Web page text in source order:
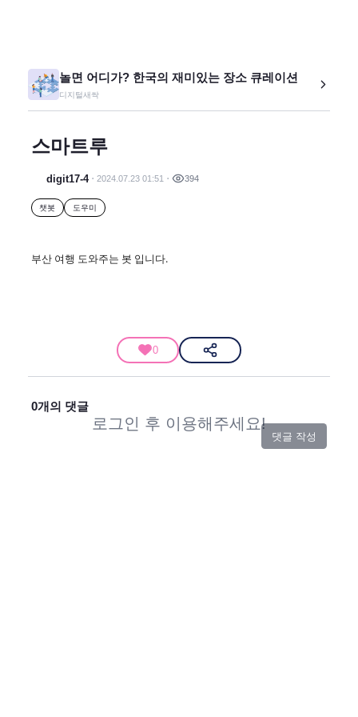
놀면 어디가? 한국의 재미있는 장소 큐레이션
디지털새싹
스마트루
digit17-4 2024.07.23 01:51 394
챗봇 도우미
부산 여행 도와주는 봇 입니다.
0
0개의 댓글
로그인 후 이용해주세요!
댓글 작성